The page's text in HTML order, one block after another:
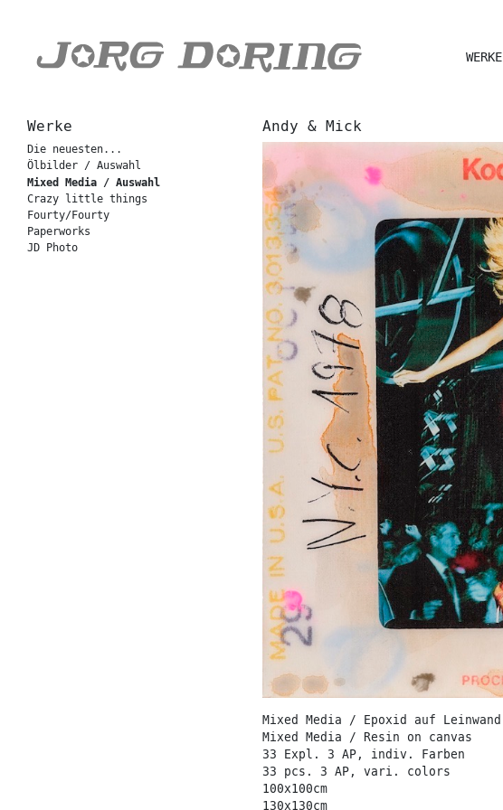
WERKE
Werke
Die neuesten...
Ölbilder / Auswahl
Mixed Media / Auswahl
Crazy little things
Fourty/Fourty
Paperworks
JD Photo
Andy & Mick
Mixed Media / Epoxid auf Leinwand
Mixed Media / Resin on canvas
33 Expl. 3 AP, indiv. Farben
33 pcs. 3 AP, vari. colors
100x100cm
130x130cm